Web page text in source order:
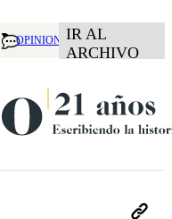
OPINION IR AL
ARCHIVO